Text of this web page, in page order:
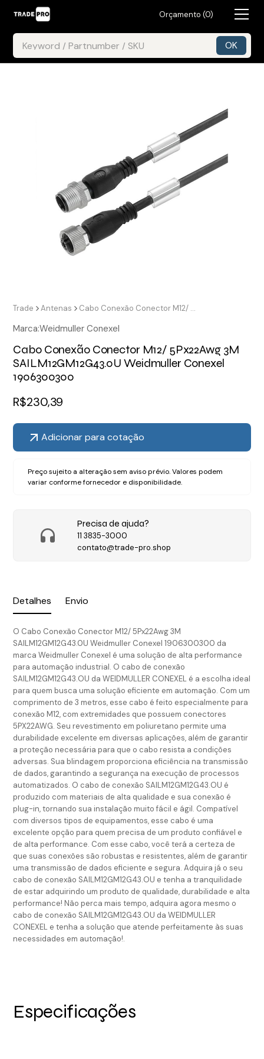
Orçamento (0)
Detalhes Envio
O Cabo Conexão Conector M12/ 5Px22Awg 3M
SAILM12GM12G43.0U Weidmuller Conexel 1906300300 da
marca Weidmuller Conexel é uma solução de alta performance
para automação industrial. O cabo de conexão
SAILM12GM12G43.OU da WEIDMULLER CONEXEL é a escolha ideal
para quem busca uma solução eficiente em automação. Com um
comprimento de 3 metros, esse cabo é feito especialmente para
conexão M12, com extremidades que possuem conectores
5PX22AWG. Seu revestimento em poliuretano permite uma
durabilidade excelente em diversas aplicações, além de garantir
a proteção necessária para que o cabo resista a condições
adversas. Sua blindagem proporciona eficiência na transmissão
de dados, garantindo a segurança na execução de processos
automatizados. O cabo de conexão SAILM12GM12G43.OU é
produzido com materiais de alta qualidade e sua conexão é
plug-in, tornando sua instalação muito fácil e ágil. Compatível
com diversos tipos de equipamentos, esse cabo é uma
excelente opção para quem precisa de um produto confiável e
de alta performance. Com esse cabo, você terá a certeza de
que suas conexões são robustas e resistentes, além de garantir
uma transmissão de dados eficiente e segura. Adquira já o seu
cabo de conexão SAILM12GM12G43.OU e tenha a tranquilidade
de estar adquirindo um produto de qualidade, durabilidade e alta
performance! Não perca mais tempo, adquira agora mesmo o
cabo de conexão SAILM12GM12G43.OU da WEIDMULLER
CONEXEL e tenha a solução que atende perfeitamente às suas
necessidades em automação!.
Trade Antenas Cabo Conexão Conector M12/ 5Px22Awg 3M SAILM12GM12G43.0U Weidmuller Conexel 1906300300
Marca:Weidmuller Conexel
Cabo Conexão Conector M12/ 5Px22Awg 3M
SAILM12GM12G43.0U Weidmuller Conexel
1906300300
R$230,39
Adicionar para cotação
Preço sujeito a alteração sem aviso prévio. Valores podem
variar conforme fornecedor e disponibilidade.
Precisa de ajuda?
11 3835-3000
contato@trade-pro.shop
Especificações